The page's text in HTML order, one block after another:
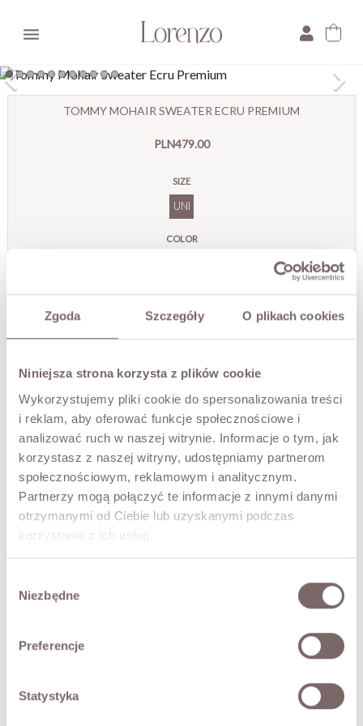
Zgoda Szczegóły O plikach cookies
Niniejsza strona korzysta z plików cookie
Wykorzystujemy pliki cookie do spersonalizowania treści
i reklam, aby oferować funkcje społecznościowe i
analizować ruch w naszej witrynie. Informacje o tym, jak
korzystasz z naszej witryny, udostępniamy partnerom
społecznościowym, reklamowym i analitycznym.
Partnerzy mogą połączyć te informacje z innymi danymi
otrzymanymi od Ciebie lub uzyskanymi podczas
korzystania z ich usług.
zgody
Niezbędne
Preferencje
Statystyka

TOMMY MOHAIR SWEATER ECRU PREMIUM
PLN479.00
SIZE
UNI
COLOR
ADD TO CART
TRY IT ON VIRTUALLY
DESCRIPTION
Premium Edition.
The Tommy mohair sweater, made with 81% kid mohair.
Soft, warm and delicate. Long sleeves, a dropped shoulder
line and a round neckline. A wonderful choice for those
who love style, quality and everyday comfort.
• premium-quality Italian product